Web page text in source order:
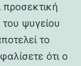
ψυγείου
το
ότι ο